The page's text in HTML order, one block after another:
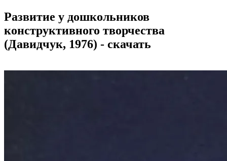
Развитие у дошкольников
конструктивного творчества
(Давидчук, 1976) - скачать